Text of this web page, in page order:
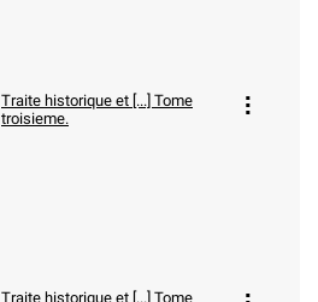
Traite historique et [...] Tome
troisieme.
Traite historique et [...] Tome